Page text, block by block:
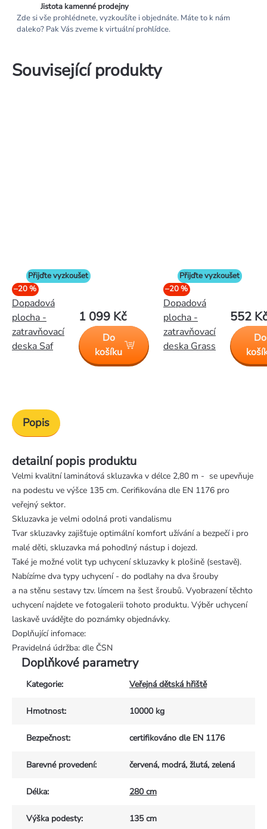
Jistota kamenné prodejny
Zde si vše prohlédnete, vyzkoušíte i objednáte. Máte to k nám
daleko? Pak Vás zveme k virtuální prohlídce.
Související produkty
Přijďte vyzkoušet
–20 %
Dopadová
plocha -
zatravňovací
deska Saf
1 099 Kč
Do
košíku
Přijďte vyzkoušet
–20 %
Dopadová
plocha -
zatravňovací
deska Grass
552 Kč
Do
Popis
detailní popis produktu
Velmi kvalitní laminátová skluzavka v délce 2,80 m - se upevňuje
na podestu ve výšce 135 cm. Cerifikována dle EN 1176 pro
veřejný sektor.
Skluzavka je velmi odolná proti vandalismu
Tvar skluzavky zajišťuje optimální komfort užívání a bezpečí i pro
malé děti, skluzavka má pohodlný nástup i dojezd.
Také je možné volit typ uchycení skluzavky k plošině (sestavě).
Nabízíme dva typy uchycení - do podlahy na dva šrouby
a na stěnu sestavy tzv. límcem na šest šroubů. Vyobrazení těchto
uchycení najdete ve fotogalerii tohoto produktu. Výběr uchycení
laskavě uvádějte do poznámky objednávky.
Doplňující infomace:
Pravidelná údržba: dle ČSN
Doplňkové parametry
Kategorie: Veřejná dětská hřiště
Hmotnost: 10000 kg
Bezpečnost: certifikováno dle EN 1176
Barevné provedení: červená, modrá, žlutá, zelená
Délka: 280 cm
Výška podesty: 135 cm